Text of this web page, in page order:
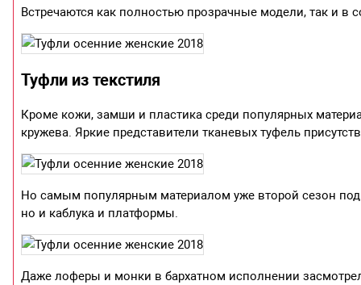
Встречаются как полностью прозрачные модели, так и в
Туфли из текстиля
Кроме кожи, замши и пластика среди популярных
кружева. Яркие представители тканевых туфель
Но самым популярным материалом уже второй сезон
но и каблука и платформы.
Даже лоферы и монки в бархатном исполнении